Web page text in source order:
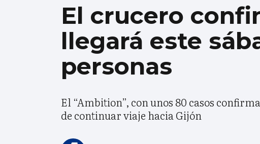
El crucero
llegará este
personas
El “Ambition”, con unos 80 casos
de continuar viaje hacia Gijón